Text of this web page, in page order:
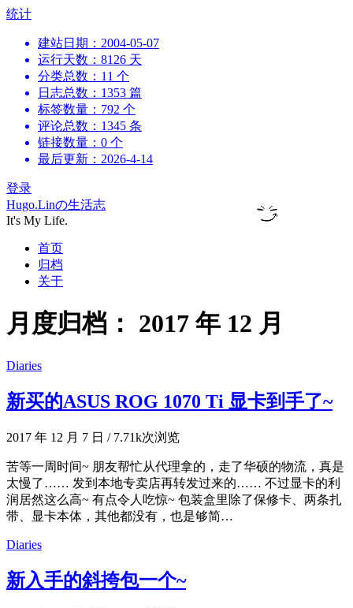
跳
统计
建站日期：2004-05-07
运行天数：8126 天
分类总数：11 个
日志总数：1353 篇
标签数量：792 个
评论总数：1345 条
链接数量：0 个
最后更新：2026-4-14
登录
Hugo.Linの生活志
It's My Life.
首页
归档
关于
月度归档： 2017 年 12 月
Diaries
新买的ASUS ROG 1070 Ti 显卡到手了~
2017 年 12 月 7 日 /7.71k次浏览
苦等一周时间~ 朋友帮忙从代理拿的，走了华硕的物流，真是
太慢了…… 发到本地专卖店再转发过来的…… 不过显卡的利
润居然这么高~ 有点令人吃惊~ 包装盒里除了保修卡、两条扎
带、显卡本体，其他都没有，也是够简…
Diaries
新入手的斜挎包一个~